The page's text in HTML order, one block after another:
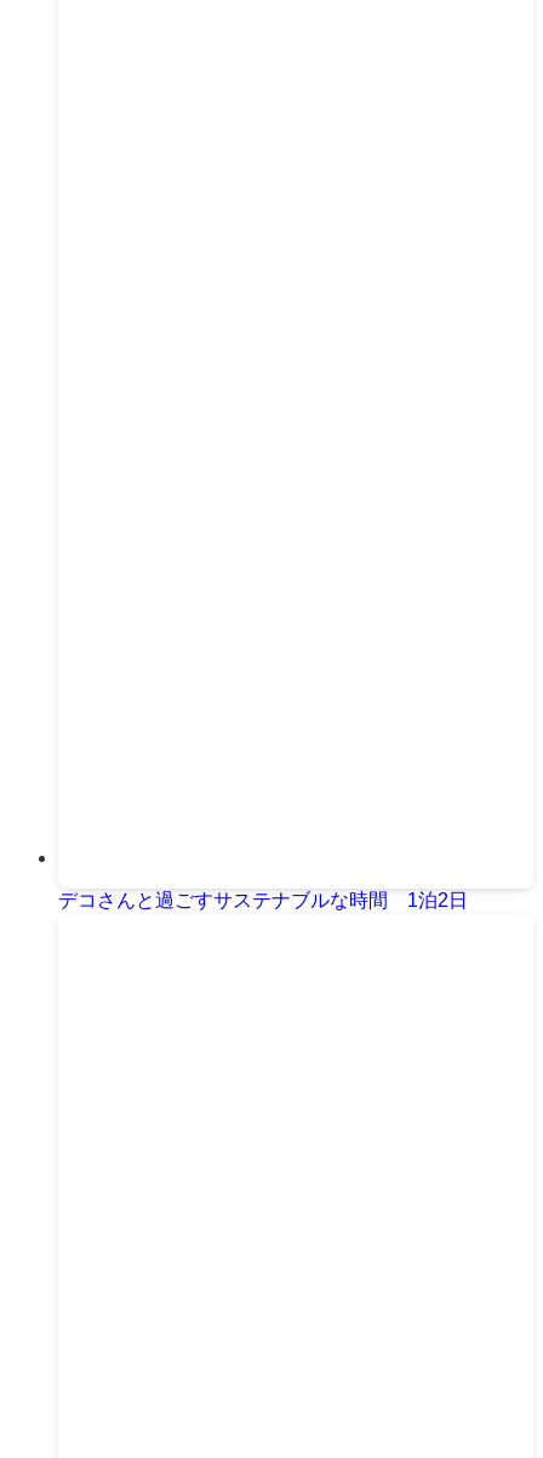
デコさんと過ごすサステナブルな時間 1泊2日